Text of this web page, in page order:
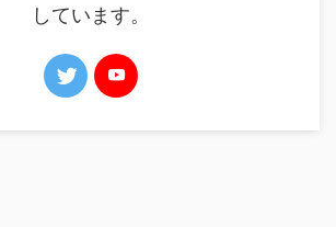
しています。